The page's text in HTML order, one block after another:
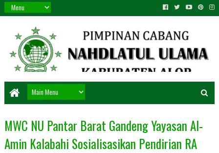
MWC NU Pantar Barat Gandeng Yayasan Al-
Amin Kalabahi Sosialisasikan Pendirian RA